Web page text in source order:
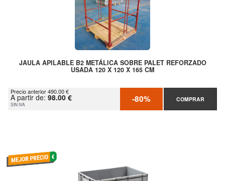
JAULA APILABLE B2 METÁLICA SOBRE PALET REFORZADO
USADA 120 X 120 X 165 CM
Precio anterior 490.00 €
A partir de: 98.00 €
SIN IVA -80% COMPRAR